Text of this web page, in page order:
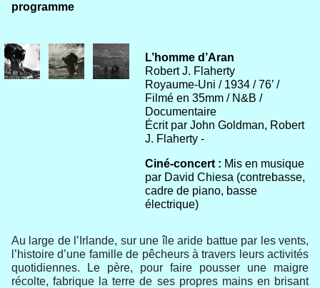
programme
L’homme d’Aran
Robert J. Flaherty
Royaume-Uni / 1934 / 76’ /
Filmé en 35mm / N&B /
Documentaire
Écrit par John Goldman, Robert
J. Flaherty -
Ciné-concert : Mis en musique
par David Chiesa (contrebasse,
cadre de piano, basse
électrique)
Au large de l’Irlande, sur une île aride battue par les vents,
l’histoire d’une famille de pêcheurs à travers leurs activités
quotidiennes. Le père, pour faire pousser une maigre
récolte, fabrique la terre de ses propres mains en brisant